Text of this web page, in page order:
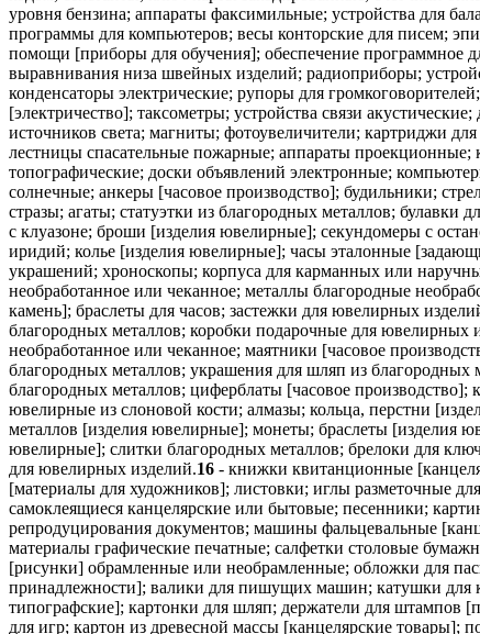
солнечные; анкеры [часовое производство]; будильники;
стразы; агаты; статуэтки из благородных металлов; булавки
c клуазоне; броши [изделия ювелирные]; секундомеры с
иридий; колье [изделия ювелирные]; часы эталонные
украшений; хроноскопы; корпуса для карманных или
необработанное или чеканное; металлы благородные
камень]; браслеты для часов; застежки для ювелирных
благородных металлов; коробки подарочные для ювелирных
необработанное или чеканное; маятники [часовое
благородных металлов; украшения для шляп из благородных
благородных металлов; циферблаты [часовое
ювелирные из слоновой кости; алмазы; кольца, перстни
металлов [изделия ювелирные]; монеты; браслеты [изделия
ювелирные]; слитки благородных металлов; брелоки для
для ювелирных изделий.16 - книжки квитанционные
[материалы для художников]; листовки; иглы разметочные
самоклеящиеся канцелярские или бытовые; песенники;
репродуцирования документов; машины фальцевальные
материалы графические печатные; салфетки столовые
[рисунки] обрамленные или необрамленные; обложки для
принадлежности]; валики для пишущих машин; катушки для
типографские]; картонки для шляп; держатели для штампов
для игр; картон из древесной массы [канцелярские товары];